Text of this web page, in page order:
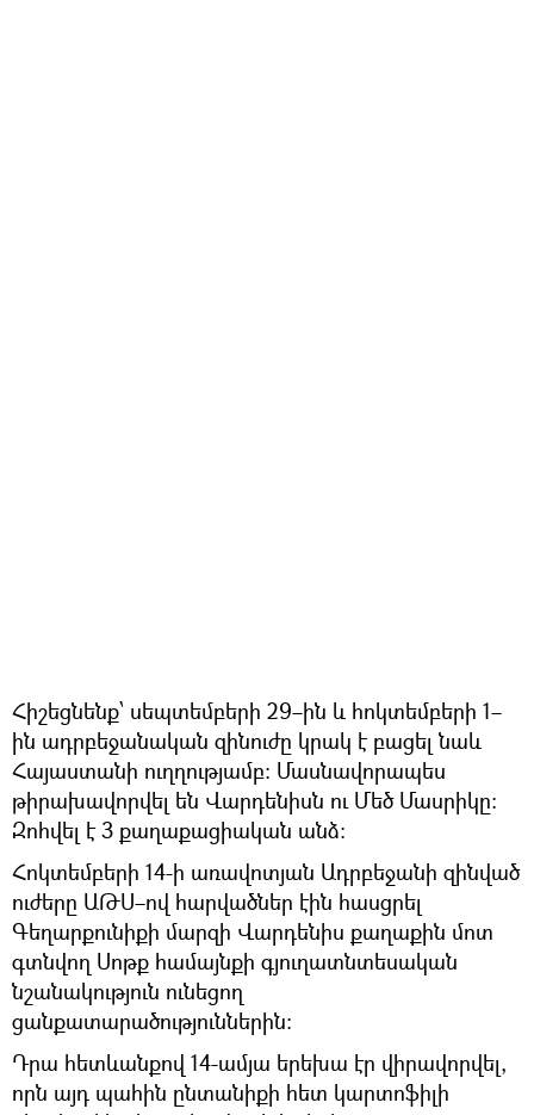
Հիշեցնենք՝ սեպտեմբերի 29–ին և հոկտեմբերի 1–
ին ադրբեջանական զինուժը կրակ է բացել նաև
Հայաստանի ուղղությամբ։ Մասնավորապես
թիրախավորվել են Վարդենիսն ու Մեծ Մասրիկը։
Զոհվել է 3 քաղաքացիական անձ։
Հոկտեմբերի 14-ի առավոտյան Ադրբեջանի զինված
ուժերը ԱԹՍ–ով հարվածներ էին հասցրել
Գեղարքունիքի մարզի Վարդենիս քաղաքին մոտ
գտնվող Սոթք համայնքի գյուղատնտեսական
նշանակություն ունեցող
ցանքատարածություններին։
Դրա հետևանքով 14-ամյա երեխա էր վիրավորվել,
որն այդ պահին ընտանիքի հետ կարտոֆիլի